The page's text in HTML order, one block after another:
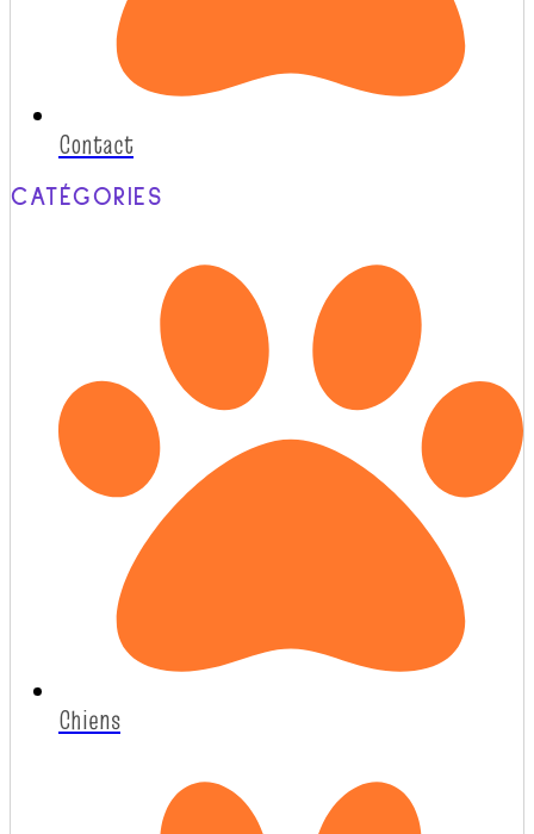
Contact
CATÉGORIES
Chiens